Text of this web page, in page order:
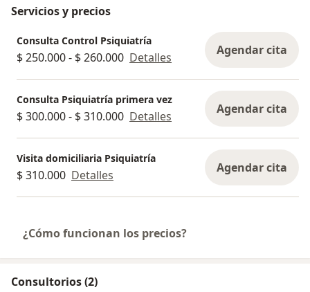
Servicios y precios
Consulta Control Psiquiatría
$ 250.000 - $ 260.000 Detalles Agendar cita
Consulta Psiquiatría primera vez
$ 300.000 - $ 310.000 Detalles Agendar cita
Visita domiciliaria Psiquiatría
$ 310.000 Detalles Agendar cita
¿Cómo funcionan los precios?
Consultorios (2)